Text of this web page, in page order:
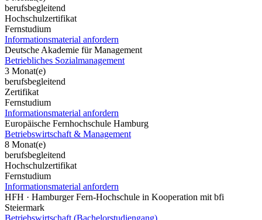
berufsbegleitend
Hochschulzertifikat
Fernstudium
Informationsmaterial anfordern
Deutsche Akademie für Management
Betriebliches Sozialmanagement
3 Monat(e)
berufsbegleitend
Zertifikat
Fernstudium
Informationsmaterial anfordern
Europäische Fernhochschule Hamburg
Betriebswirtschaft & Management
8 Monat(e)
berufsbegleitend
Hochschulzertifikat
Fernstudium
Informationsmaterial anfordern
HFH · Hamburger Fern-Hochschule in Kooperation mit bfi
Steiermark
Betriebswirtschaft (Bachelorstudiengang)